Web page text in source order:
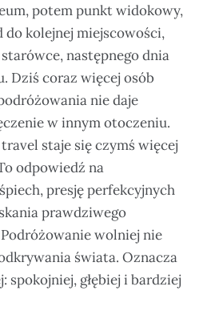
potem punkt widokowy,
do kolejnej miejscowości,
następnego dnia
Dziś coraz więcej osób
nie daje
w innym otoczeniu.
staje się czymś więcej
odpowiedź na
presję perfekcyjnych
prawdziwego
wolniej nie
świata. Oznacza
spokojniej, głębiej i bardziej